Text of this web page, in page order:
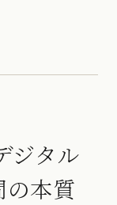
ジタル
の本質